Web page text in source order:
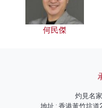
何民傑
灼見名
地址 : 香港黃竹坑